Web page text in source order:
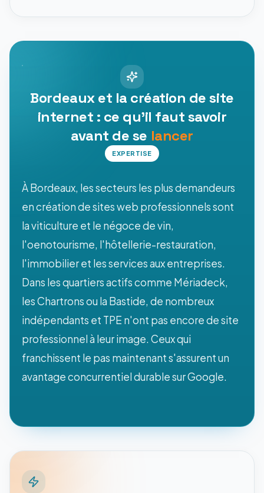
Bordeaux et la création de site
internet : ce qu'il faut savoir
avant de se lancer
EXPERTISE
À Bordeaux, les secteurs les plus demandeurs
en création de sites web professionnels sont
la viticulture et le négoce de vin,
l'oenotourisme, l'hôtellerie-restauration,
l'immobilier et les services aux entreprises.
Dans les quartiers actifs comme Mériadeck,
les Chartrons ou la Bastide, de nombreux
indépendants et TPE n'ont pas encore de site
professionnel à leur image. Ceux qui
franchissent le pas maintenant s'assurent un
avantage concurrentiel durable sur Google.